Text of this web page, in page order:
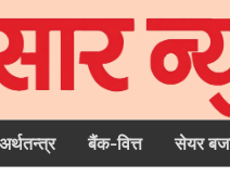
अर्थतन्त्र बैंक-वित्त सेयर